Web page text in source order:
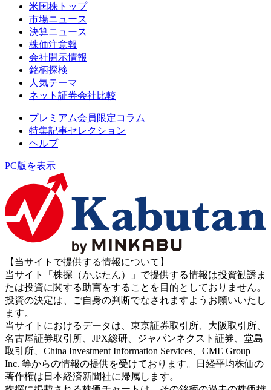
米国株トップ
市場ニュース
決算ニュース
株価注意報
会社開示情報
銘柄探検
人気テーマ
ネット証券会社比較
プレミアム会員限定コラム
特集記事セレクション
ヘルプ
PC版を表示
【当サイトで提供する情報について】
当サイト「株探（かぶたん）」で提供する情報は投資勧誘ま
たは投資に関する助言をすることを目的としておりません。
投資の決定は、ご自身の判断でなされますようお願いいたし
ます。
当サイトにおけるデータは、東京証券取引所、大阪取引所、
名古屋証券取引所、JPX総研、ジャパンネクスト証券、堂島
取引所、China Investment Information Services、CME Group
Inc. 等からの情報の提供を受けております。日経平均株価の
著作権は日本経済新聞社に帰属します。